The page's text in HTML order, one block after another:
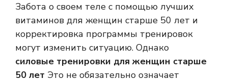
Забота о своем теле с помощью лучших
витаминов для женщин старше 50 лет и
корректировка программы тренировок
могут изменить ситуацию. Однако
силовые тренировки для женщин старше
50 лет Это не обязательно означает